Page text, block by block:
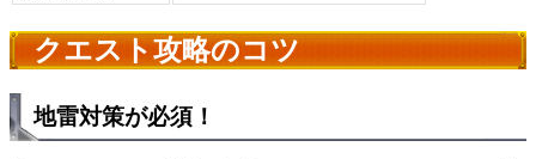
クエスト攻略のコツ
地雷対策が必須！